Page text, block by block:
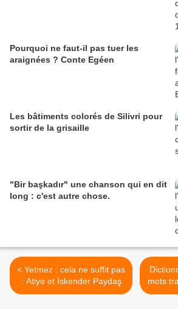
Pourquoi ne faut-il pas tuer les
araignées ? Conte Egéen
Les bâtiments colorés de Silivri pour
sortir de la grisaille
"Bir başkadır" une chanson qui en dit
long : c'est autre chose.
< Yetmez : cela ne suffit pas
: Atiye et İskender Paydaş